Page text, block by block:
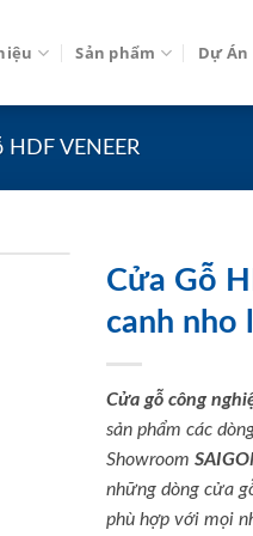
Sản phẩm Dự Án
HDF VENEER
Cửa Gỗ
canh nho
Cửa gỗ công
sản phẩm các
Showroom
những dòng cửa
phù hợp với mọi